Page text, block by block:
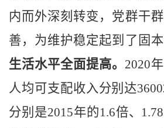
内而外深刻转变，党群干
善，为维护稳定起到了固本
生活水平全面提高。 2020
人均可支配收入分别达
分别是2015年的1.6倍、 1.78